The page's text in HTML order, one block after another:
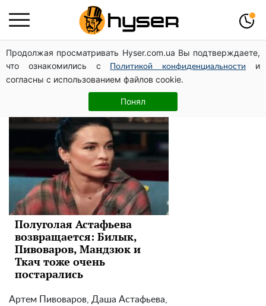
Продолжая просматривать Hyser.com.ua Вы подтверждаете,
что ознакомились с
Политикой конфиденциальности
и
согласны с использованием файлов cookie.
Понял
Даша Астафьева
Полуголая Астафьева
возвращается: Билык,
Пивоваров, Мандзюк и
Ткач тоже очень
постарались
Артем Пивоваров, Даша Астафьева,